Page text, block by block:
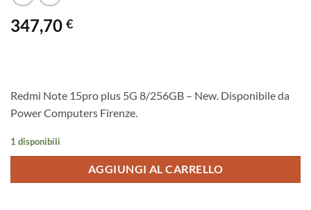
347,70 €
Redmi Note 15pro plus 5G 8/256GB – New. Disponibile da
Power Computers Firenze.
1 disponibili
AGGIUNGI AL CARRELLO